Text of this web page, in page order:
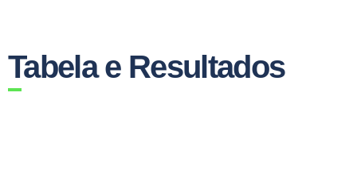
Tabela e Resultados